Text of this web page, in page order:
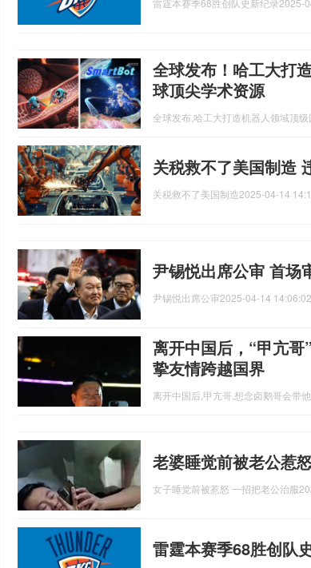
雷霆本赛季68胜创队史新纪录2025-
全球发布！哈工大打
球顶尖学术资源
全球发布,哈工大打造机器人领域顶级
关税救不了美国制造
关税救不了美国制造2025-04-14
尹锡悦出席公审 首场
尹锡悦出席公审2025-04-14 14:06:02
离开中国后，“甲亢
挚友情跨越国界
离开中国后,甲亢哥,想念卤鹅哥会带
老婆睡觉前被老公惹
女子睡觉前被惹怒 一招把老公治服
雷霆本赛季68胜创队